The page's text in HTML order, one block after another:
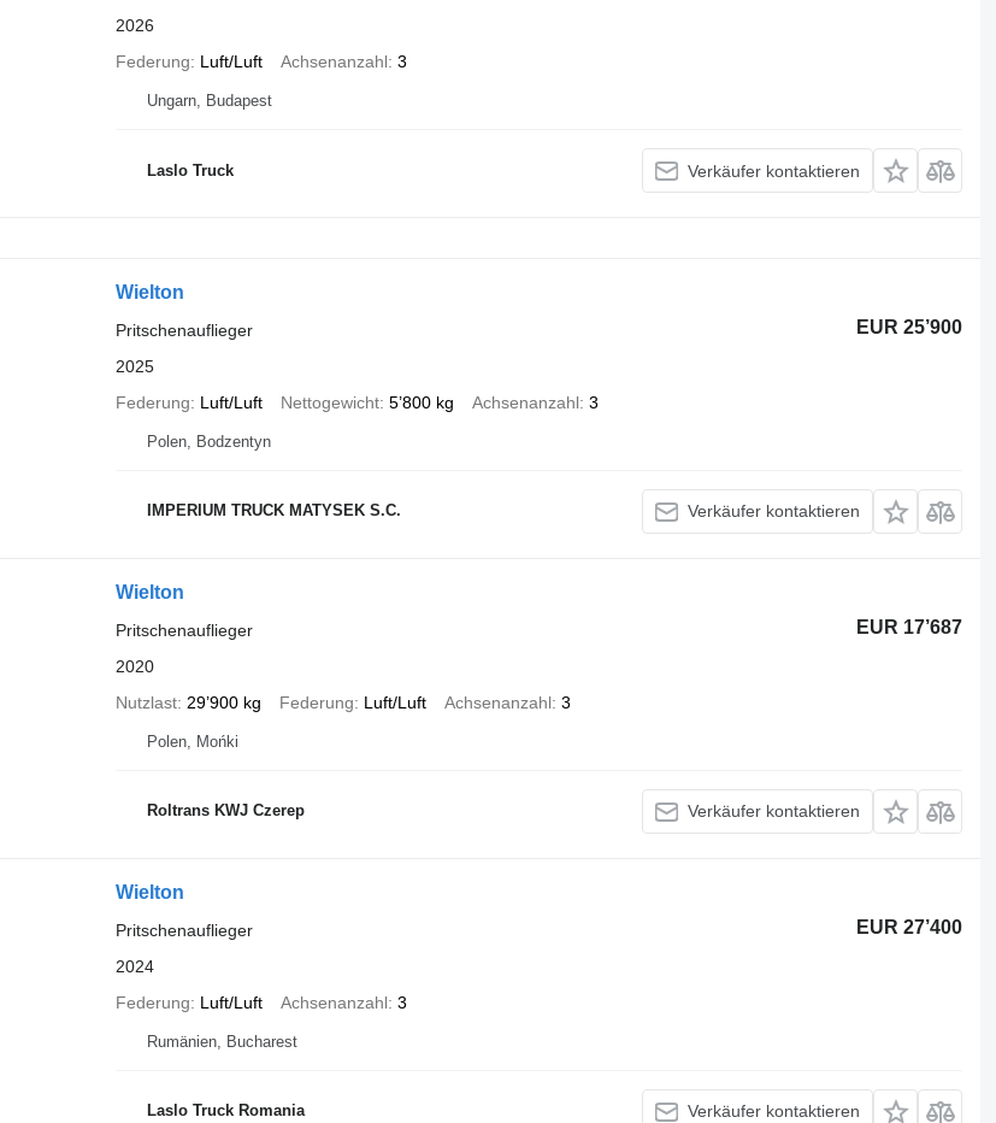
2026
Federung
Luft/Luft Achsenanzahl 3
Ungarn, Budapest
Laslo Truck Verkäufer kontaktieren
Wielton
EUR 25’900
Pritschenauflieger
2025
Federung
Luft/Luft Nettogewicht 5’800 kg Achsenanzahl 3
Polen, Bodzentyn
IMPERIUM TRUCK MATYSEK S.C. Verkäufer kontaktieren
Wielton
EUR 17’687
Pritschenauflieger
2020
Nutzlast 29’900 kg Federung Luft/Luft Achsenanzahl 3
Polen, Mońki
Roltrans KWJ Czerep Verkäufer kontaktieren
Wielton
EUR 27’400
Pritschenauflieger
2024
Federung
Luft/Luft Achsenanzahl 3
Rumänien, Bucharest
Laslo Truck Romania Verkäufer kontaktieren